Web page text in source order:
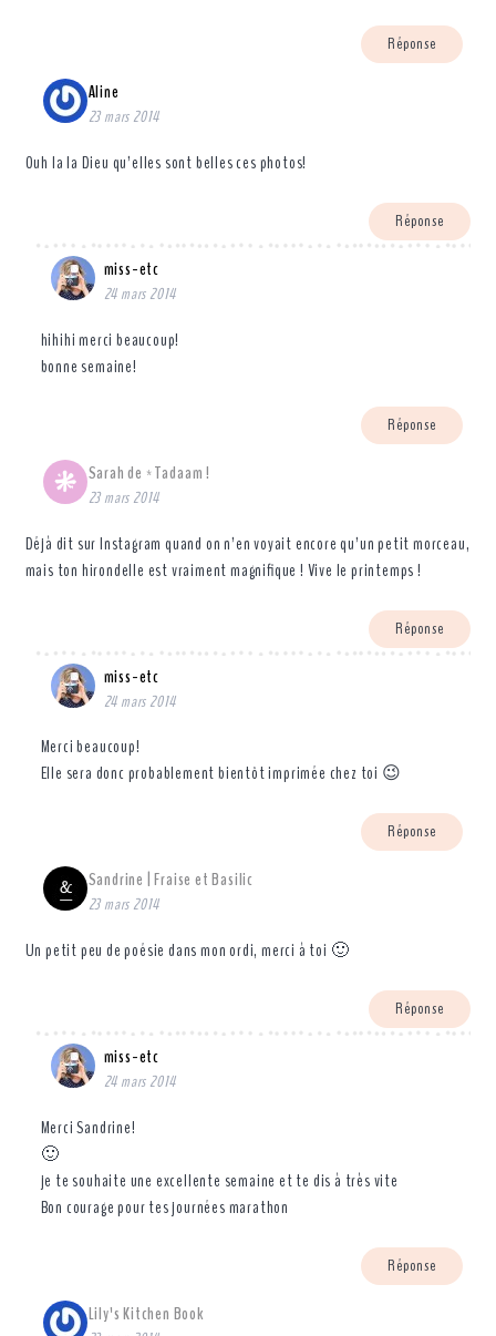
Réponse
Aline
23 mars 2014
Ouh la la Dieu qu’elles sont belles ces photos!
Réponse
miss-etc
24 mars 2014
hihihi merci beaucoup!
bonne semaine!
Réponse
Sarah de *Tadaam !
23 mars 2014
Déjà dit sur Instagram quand on n’en voyait encore qu’un petit morceau,
mais ton hirondelle est vraiment magnifique ! Vive le printemps !
Réponse
miss-etc
24 mars 2014
Merci beaucoup!
Elle sera donc probablement bientôt imprimée chez toi 😉
Réponse
Sandrine | Fraise et Basilic
23 mars 2014
Un petit peu de poésie dans mon ordi, merci à toi 🙂
Réponse
miss-etc
24 mars 2014
Merci Sandrine!
🙂
je te souhaite une excellente semaine et te dis à très vite
Bon courage pour tes journées marathon
Réponse
Lily's Kitchen Book